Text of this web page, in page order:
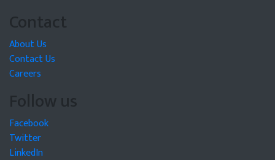
Contact
About Us
Contact Us
Careers
Follow us
Facebook
Twitter
LinkedIn